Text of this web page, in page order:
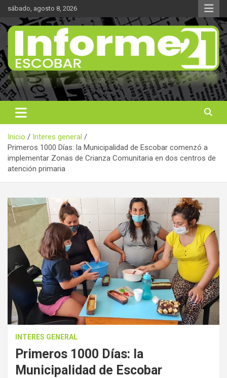
Saltar
contenido
sábado, agosto 8, 2026
Informe 21
Noticas reales
Inicio
Interes general
Primeros 1000 Días: la Municipalidad de Escobar comenzó a
implementar Zonas de Crianza Comunitaria en dos centros de
atención primaria
INTERES GENERAL
Primeros 1000 Días: la
Municipalidad de Escobar